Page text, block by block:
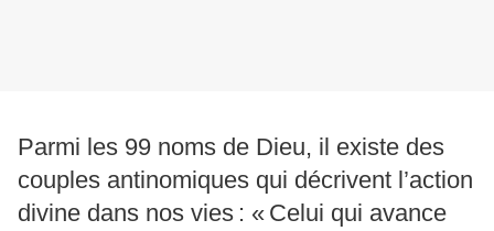
Parmi les 99 noms de Dieu, il existe des
couples antinomiques qui décrivent l’action
divine dans nos vies : « Celui qui avance